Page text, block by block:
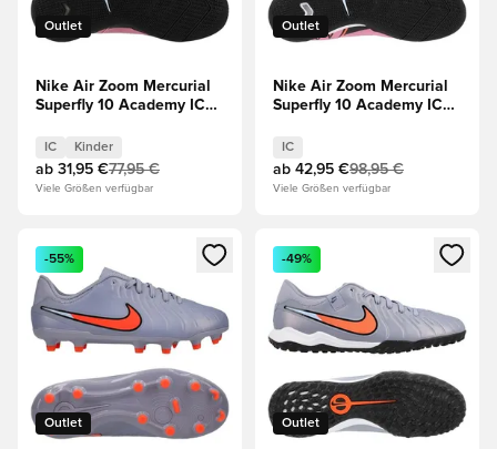
Outlet
Nike Air Zoom Mercurial
Superfly 10 Academy IC
Flamingo/Schwarz/Total
Crimson Kinder
IC Kinder
ab 31,95 €77,95 €
Viele Größen verfügbar
Outlet
Nike Air Zoom Mercurial
Superfly 10 Academy IC
Flamingo/Schwarz/Total
Crimson
IC
ab 42,95 €98,95 €
Viele Größen verfügbar
Öffnet ein neues Fenster zum Anmelden oder Registrieren
Outlet
-55%
Öffnet ein neues Fenster
Outlet
-49%